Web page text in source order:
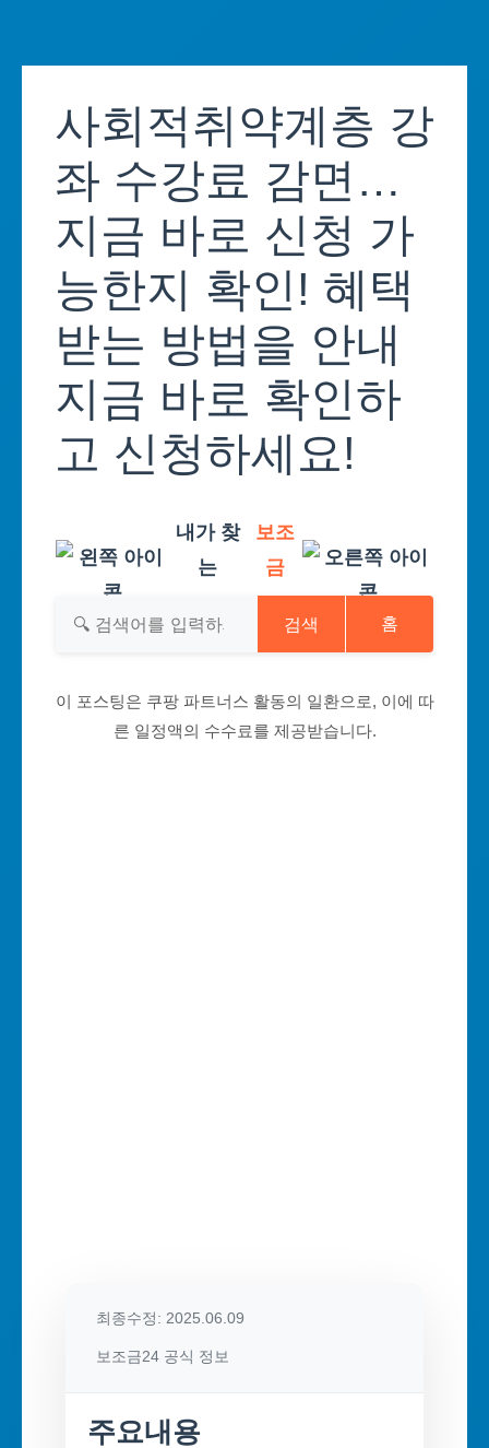
content사회적취약계층 강
좌 수강료 감면…
지금 바로 신청 가
능한지 확인! 혜택
받는 방법을 안내
지금 바로 확인하
고 신청하세요!
내가 찾
는
보조
금
검색 홈
이 포스팅은 쿠팡 파트너스 활동의 일환으로, 이에 따
른 일정액의 수수료를 제공받습니다.
최종수정: 2025.06.09
보조금24 공식 정보
주요내용